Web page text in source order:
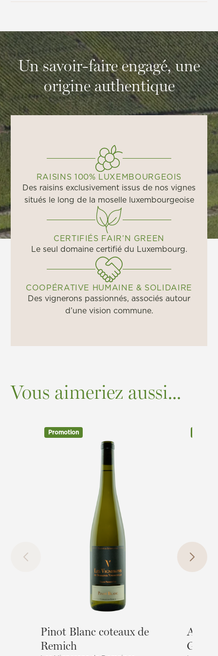
Un savoir-faire engagé, une
origine authentique
RAISINS 100% LUXEMBOURGEOIS
Des raisins exclusivement issus de nos vignes
situés le long de la moselle luxembourgeoise
CERTIFIÉS FAIR’N GREEN
Le seul domaine certifié du Luxembourg.
COOPÉRATIVE HUMAINE & SOLIDAIRE
Des vignerons passionnés, associés autour
d’une vision commune.
Vous aimeriez aussi...
Promotion
Pinot Blanc coteaux de
Remich